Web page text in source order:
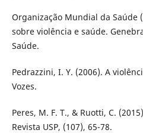
Organização Mundial da Saúde
sobre violência e saúde.
Saúde.
Pedrazzini, I. Y. (2006). A
Vozes.
Peres, M. F. T., & Ruotti, C.
Revista USP, (107), 65-78.